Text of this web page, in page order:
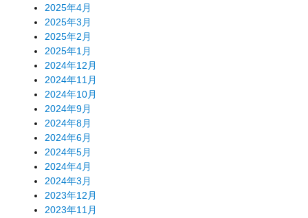
2025年4月
2025年3月
2025年2月
2025年1月
2024年12月
2024年11月
2024年10月
2024年9月
2024年8月
2024年6月
2024年5月
2024年4月
2024年3月
2023年12月
2023年11月